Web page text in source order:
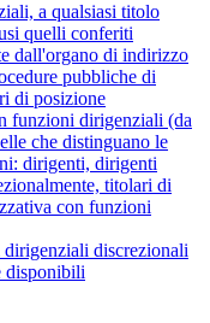
a qualsiasi titolo
quelli conferiti
dall'organo di indirizzo
pubbliche di
di posizione
funzioni dirigenziali (da
che distinguano le
dirigenti, dirigenti
titolari di
con funzioni
discrezionali
disponibili